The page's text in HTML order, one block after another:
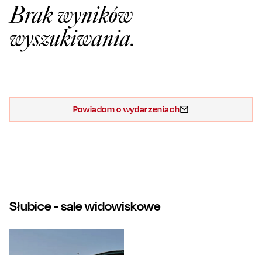
Brak wyników
wyszukiwania.
Powiadom o wydarzeniach
Słubice- sale widowiskowe